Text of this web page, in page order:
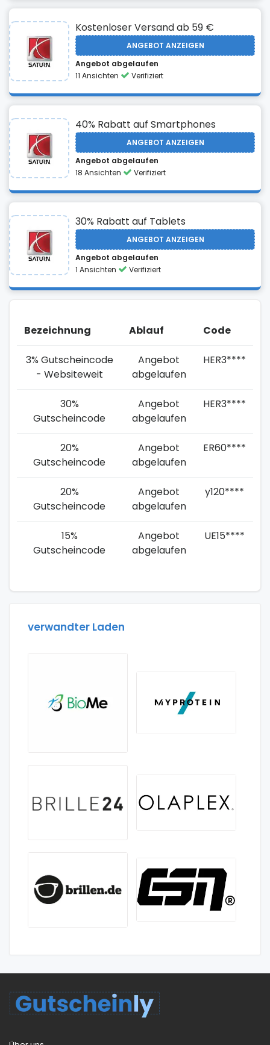
Kostenloser Versand ab 59 €
ANGEBOT ANZEIGEN
Angebot abgelaufen
11 Ansichten
Verifiziert
40% Rabatt auf Smartphones
ANGEBOT ANZEIGEN
Angebot abgelaufen
18 Ansichten
Verifiziert
30% Rabatt auf Tablets
ANGEBOT ANZEIGEN
Angebot abgelaufen
1 Ansichten
Verifiziert
Bezeichnung Ablauf Code
3% Gutscheincode
- Websiteweit
Angebot
abgelaufen
HER3****
30%
Gutscheincode
Angebot
abgelaufen
HER3****
20%
Gutscheincode
Angebot
abgelaufen
ER60****
20%
Gutscheincode
Angebot
abgelaufen
y120****
15%
Gutscheincode
Angebot
abgelaufen
UE15****
verwandter Laden